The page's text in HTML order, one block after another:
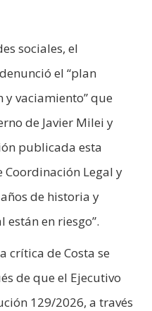
sociales, el
el “plan
vaciamiento” que
de Javier Milei y
publicada esta
Legal y
de historia y
en riesgo”.
crítica de Costa se
de que el Ejecutivo
129/2026, a través